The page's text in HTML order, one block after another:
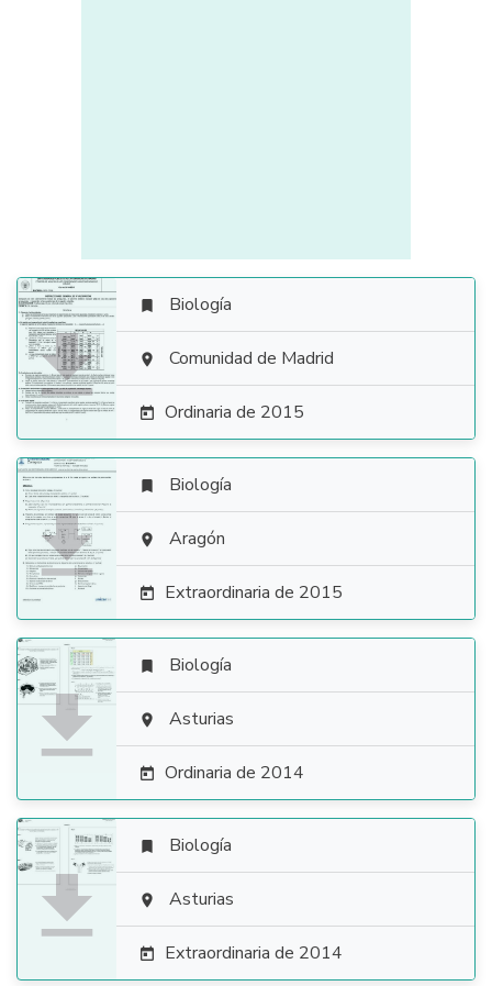

 Biología
 Comunidad de Madrid
 Ordinaria de 2015

 Biología
 Aragón
 Extraordinaria de 2015

 Biología
 Asturias
 Ordinaria de 2014

 Biología
 Asturias
 Extraordinaria de 2014